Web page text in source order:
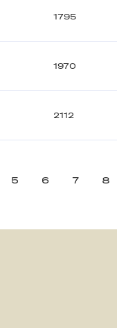
1795
1970
2112
5 6 7 8